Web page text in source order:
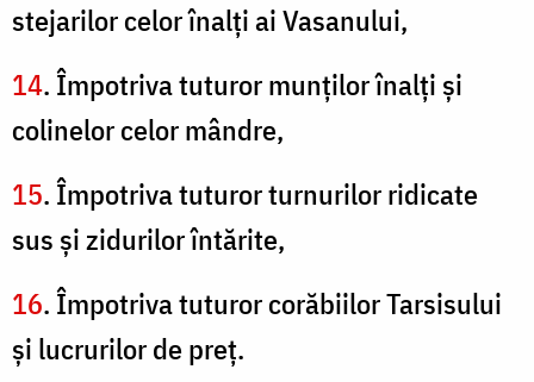
stejarilor celor înalţi ai Vasanului,
14. Împotriva tuturor munţilor înalţi şi
colinelor celor mândre,
15. Împotriva tuturor turnurilor ridicate
sus şi zidurilor întărite,
16. Împotriva tuturor corăbiilor Tarsisului
şi lucrurilor de preţ.